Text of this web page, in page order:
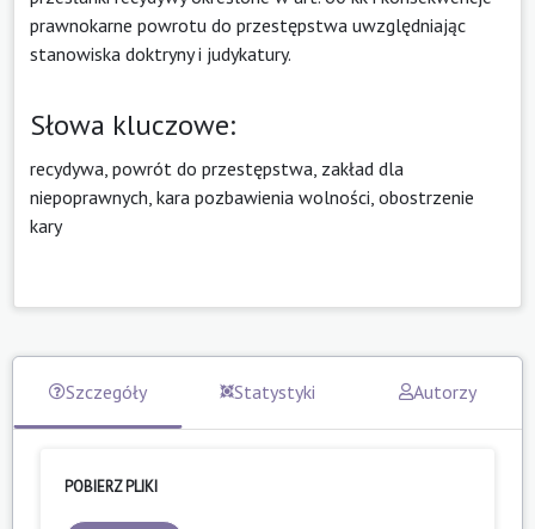
prawnokarne powrotu do przestępstwa uwzględniając
stanowiska doktryny i judykatury.
Słowa kluczowe:
recydywa, powrót do przestępstwa, zakład dla
niepoprawnych, kara pozbawienia wolności, obostrzenie
kary
Szczegóły Statystyki Autorzy
POBIERZ PLIKI